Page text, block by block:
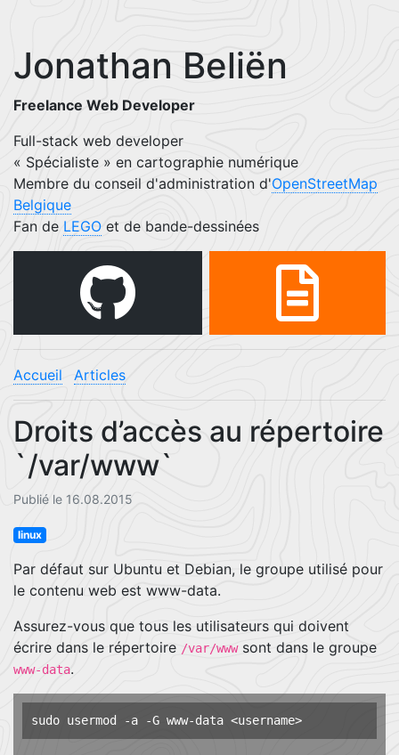
Jonathan Beliën
Freelance Web Developer
Full-stack web developer
« Spécialiste » en cartographie numérique
Membre du conseil d'administration d'OpenStreetMap
Belgique
Fan de LEGO et de bande-dessinées
Accueil Articles
Droits d’accès au répertoire
`/var/www`
Publié le 16.08.2015
linux
Par défaut sur Ubuntu et Debian, le groupe utilisé pour
le contenu web est www-data.
Assurez-vous que tous les utilisateurs qui doivent
écrire dans le répertoire /var/wwwsont dans le groupe
www-data.